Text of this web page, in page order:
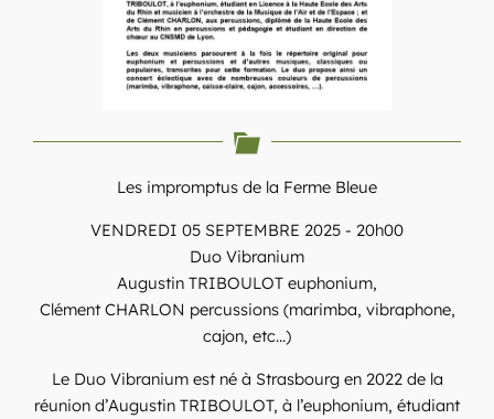
Les impromptus de la Ferme Bleue
VENDREDI 05 SEPTEMBRE 2025 - 20h00
Duo Vibranium
Augustin TRIBOULOT euphonium,
Clément CHARLON percussions (marimba, vibraphone,
cajon, etc...)
Le Duo Vibranium est né à Strasbourg en 2022 de la
réunion d’Augustin TRIBOULOT, à l’euphonium, étudiant